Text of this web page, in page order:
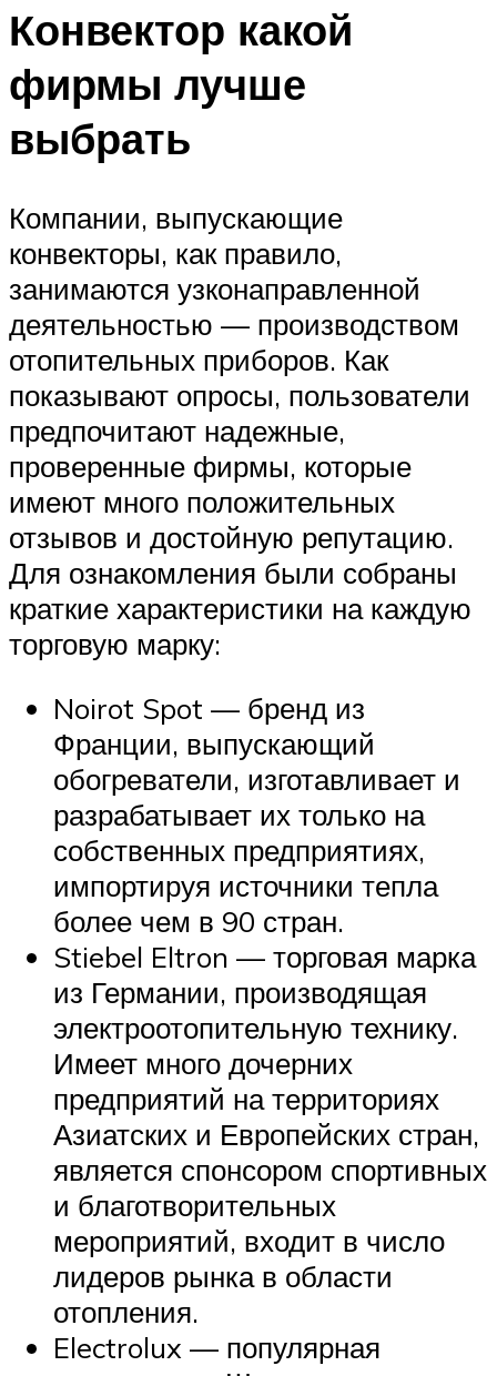
Конвектор какой
фирмы лучше
выбрать
Компании, выпускающие
конвекторы, как правило,
занимаются узконаправленной
деятельностью — производством
отопительных приборов. Как
показывают опросы, пользователи
предпочитают надежные,
проверенные фирмы, которые
имеют много положительных
отзывов и достойную репутацию.
Для ознакомления были собраны
краткие характеристики на каждую
торговую марку:
Noirot Spot — бренд из
Франции, выпускающий
обогреватели, изготавливает и
разрабатывает их только на
собственных предприятиях,
импортируя источники тепла
более чем в 90 стран.
Stiebel Eltron — торговая марка
из Германии, производящая
электроотопительную технику.
Имеет много дочерних
предприятий на территориях
Азиатских и Европейских стран,
является спонсором спортивных
и благотворительных
мероприятий, входит в число
лидеров рынка в области
отопления.
Electrolux — популярная